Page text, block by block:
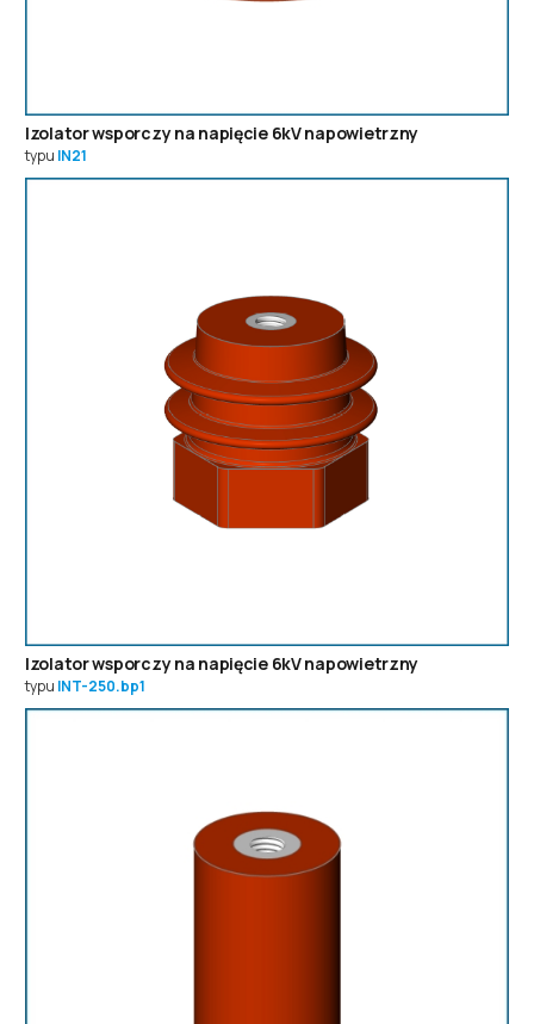
Izolator wsporczy na napięcie 6kV napowietrzny
typu IN21
Izolator wsporczy na napięcie 6kV napowietrzny
typu INT-250.bp1